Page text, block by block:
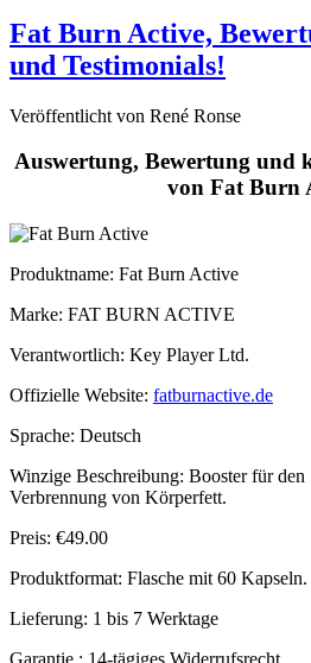
und Testimonials!
Veröffentlicht von René Ronse
Auswertung, Bewertung und
von Fat Burn
Produktname: Fat Burn Active
Marke: FAT BURN ACTIVE
Verantwortlich: Key Player Ltd.
Offizielle Website:fatburnactive.de
Sprache: Deutsch
Winzige Beschreibung: Booster für den
Preis: €49.00
Produktformat: Flasche mit 60 Kapseln.
Lieferung: 1 bis 7 Werktage
Garantie : 14-tägiges Widerrufsrecht